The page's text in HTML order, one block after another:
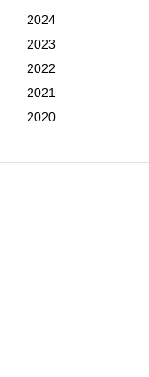
2024
2023
2022
2021
2020